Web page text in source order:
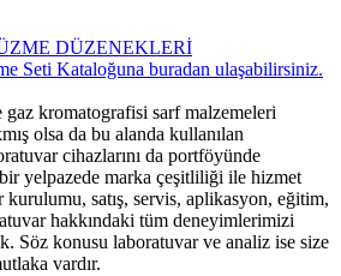
DÜZENEKLERİ
Seti Kataloğuna buradan ulaşabilirsiniz.
gaz kromatografisi sarf malzemeleri
olsa da bu alanda kullanılan
cihazlarını da portföyünde
yelpazede marka çeşitliliği ile hizmet
satış, servis, aplikasyon, eğitim,
hakkındaki tüm deneyimlerimizi
Söz konusu laboratuvar ve analiz ise size
vardır.